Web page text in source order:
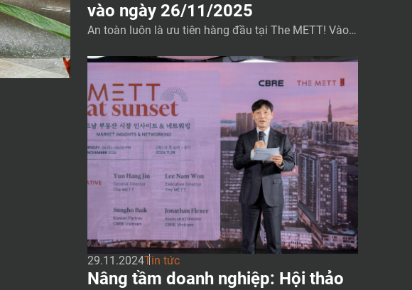
vào ngày 26/11/2025
An toàn luôn là ưu tiên hàng đầu tại The METT! Vào n
h công buổi diễn tập phòng cháy chữa cháy với sự th
am gia tích cực của toàn thể nhân viên và khách thuê.
Từ việc kiểm tra hệ thống báo động đến thực hành […]
29.11.2024Tin tức
Nâng tầm doanh nghiệp: Hội thảo